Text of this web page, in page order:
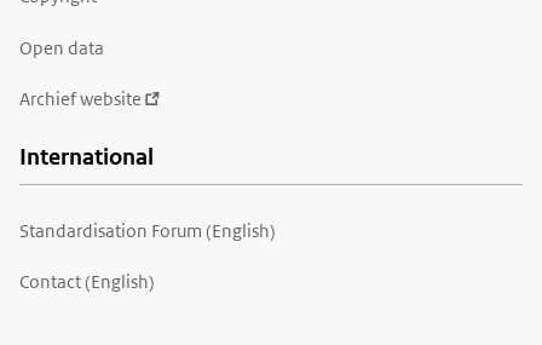
Open data
Archief website
International
Standardisation Forum (English)
Contact (English)